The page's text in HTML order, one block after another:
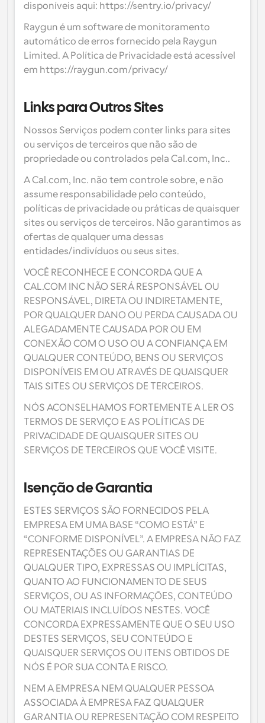
disponíveis aqui: https://sentry.io/privacy/
Raygun é um software de monitoramento
automático de erros fornecido pela Raygun
Limited. A Política de Privacidade está acessível
em https://raygun.com/privacy/
Links para Outros Sites
Nossos Serviços podem conter links para sites
ou serviços de terceiros que não são de
propriedade ou controlados pela Cal.com, Inc..
A Cal.com, Inc. não tem controle sobre, e não
assume responsabilidade pelo conteúdo,
políticas de privacidade ou práticas de quaisquer
sites ou serviços de terceiros. Não garantimos as
ofertas de qualquer uma dessas
entidades/indivíduos ou seus sites.
VOCÊ RECONHECE E CONCORDA QUE A
CAL.COM INC NÃO SERÁ RESPONSÁVEL OU
RESPONSÁVEL, DIRETA OU INDIRETAMENTE,
POR QUALQUER DANO OU PERDA CAUSADA OU
ALEGADAMENTE CAUSADA POR OU EM
CONEXÃO COM O USO OU A CONFIANÇA EM
QUALQUER CONTEÚDO, BENS OU SERVIÇOS
DISPONÍVEIS EM OU ATRAVÉS DE QUAISQUER
TAIS SITES OU SERVIÇOS DE TERCEIROS.
NÓS ACONSELHAMOS FORTEMENTE A LER OS
TERMOS DE SERVIÇO E AS POLÍTICAS DE
PRIVACIDADE DE QUAISQUER SITES OU
SERVIÇOS DE TERCEIROS QUE VOCÊ VISITE.
Isenção de Garantia
ESTES SERVIÇOS SÃO FORNECIDOS PELA
EMPRESA EM UMA BASE “COMO ESTÁ” E
“CONFORME DISPONÍVEL”. A EMPRESA NÃO FAZ
REPRESENTAÇÕES OU GARANTIAS DE
QUALQUER TIPO, EXPRESSAS OU IMPLÍCITAS,
QUANTO AO FUNCIONAMENTO DE SEUS
SERVIÇOS, OU AS INFORMAÇÕES, CONTEÚDO
OU MATERIAIS INCLUÍDOS NESTES. VOCÊ
CONCORDA EXPRESSAMENTE QUE O SEU USO
DESTES SERVIÇOS, SEU CONTEÚDO E
QUAISQUER SERVIÇOS OU ITENS OBTIDOS DE
NÓS É POR SUA CONTA E RISCO.
NEM A EMPRESA NEM QUALQUER PESSOA
ASSOCIADA À EMPRESA FAZ QUALQUER
GARANTIA OU REPRESENTAÇÃO COM RESPEITO